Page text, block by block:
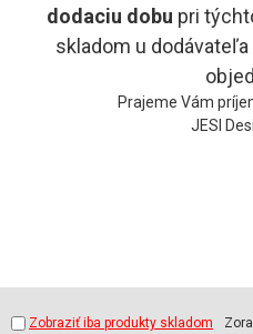
dodaciu dobu pri
skladom u
Prajeme Vám
JESI
Zobraziť iba produkty skladom